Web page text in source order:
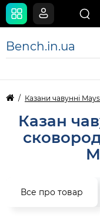
Bench.in.ua
Казани чавунні
Казан
Все про товар